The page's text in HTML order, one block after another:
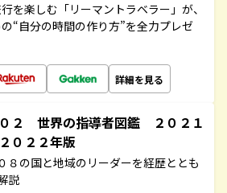
を楽しむ「リーマントラベラー」が、
“自分の時間の作り方”を全力プレゼ
詳細を見る
２ 世界の指導者図鑑 ２０２１
０２２年版
８の国と地域のリーダーを経歴ととも
説